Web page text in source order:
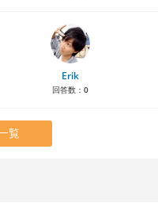
Erik
回答数： 0
覧